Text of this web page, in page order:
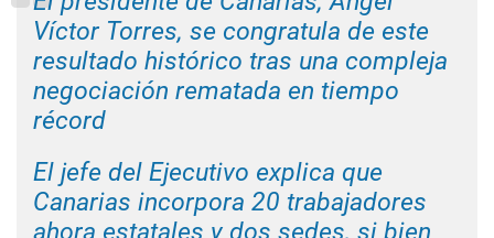
Víctor Torres, se congratula de este
resultado histórico tras una compleja
negociación rematada en tiempo
récord
El jefe del Ejecutivo explica que
Canarias incorpora 20 trabajadores